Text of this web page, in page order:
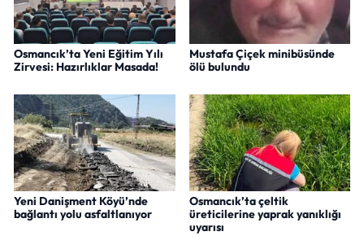
Osmancık’ta Yeni Eğitim Yılı
Zirvesi: Hazırlıklar Masada!
Mustafa Çiçek minibüsünde
ölü bulundu
Yeni Danişment Köyü’nde
bağlantı yolu asfaltlanıyor
Osmancık’ta çeltik
üreticilerine yaprak yanıklığı
uyarısı